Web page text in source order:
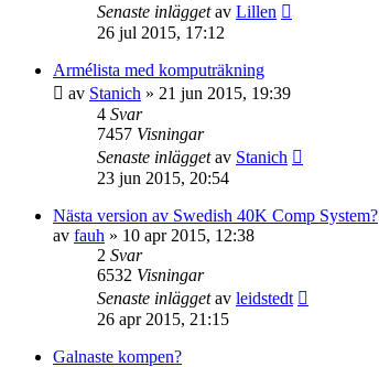
Senaste inläggetav Lillen
26 jul 2015, 17:12
Armélista med komputräkning
av Stanich » 21 jun 2015, 19:39
4 Svar
7457 Visningar
Senaste inläggetav Stanich
23 jun 2015, 20:54
Nästa version av Swedish 40K Comp System?
av fauh » 10 apr 2015, 12:38
2 Svar
6532 Visningar
Senaste inläggetav leidstedt
26 apr 2015, 21:15
Galnaste kompen?